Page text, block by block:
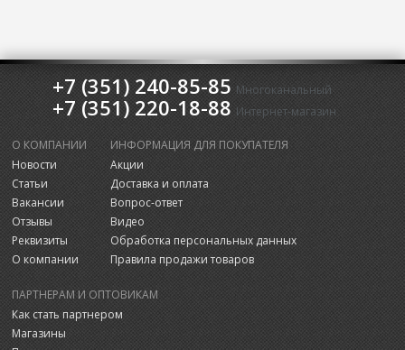
+7 (351) 240-85-85 Многоканальный
+7 (351) 220-18-88 Интернет-магазин
О КОМПАНИИ
Новости
Статьи
Вакансии
Отзывы
Реквизиты
О компании
ИНФОРМАЦИЯ ДЛЯ ПОКУПАТЕЛЯ
Акции
Доставка и оплата
Вопрос-ответ
Видео
Обработка персональных данных
Правила продажи товаров
ПАРТНЕРАМ И ОПТОВИКАМ
Как стать партнером
Магазины